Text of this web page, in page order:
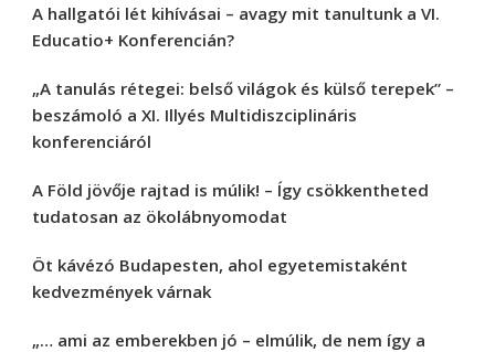
A hallgatói lét kihívásai – avagy mit tanultunk a VI.
Educatio+ Konferencián?
„A tanulás rétegei: belső világok és külső terepek” –
beszámoló a XI. Illyés Multidiszciplináris
konferenciáról
A Föld jövője rajtad is múlik! – Így csökkentheted
tudatosan az ökolábnyomodat
Öt kávézó Budapesten, ahol egyetemistaként
kedvezmények várnak
„… ami az emberekben jó – elmúlik, de nem így a